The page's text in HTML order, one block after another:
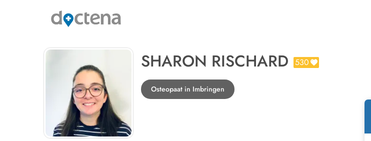
SHARON RISCHARD 530
Osteopaat in Imbringen